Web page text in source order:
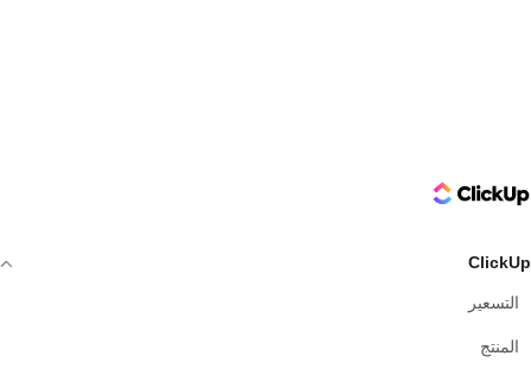
ClickUp Logo
ClickUp
التسعير
المنتج